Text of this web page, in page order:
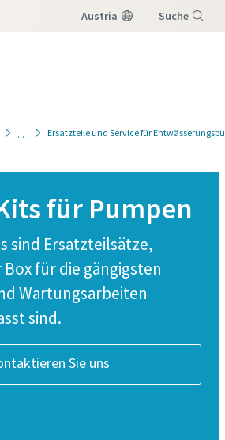
Austria Suche
Ersatzteile und Service für
für Pumpen
sind Ersatzteilsätze,
für die gängigsten
Wartungsarbeiten
sind.
Sie uns